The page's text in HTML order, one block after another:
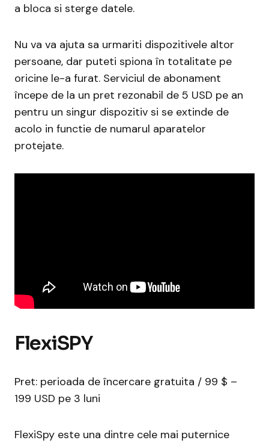
a bloca si sterge datele.
Nu va va ajuta sa urmariti dispozitivele altor
persoane, dar puteti spiona în totalitate pe
oricine le-a furat. Serviciul de abonament
începe de la un pret rezonabil de 5 USD pe an
pentru un singur dispozitiv si se extinde de
acolo in functie de numarul aparatelor
protejate.
FlexiSPY
Pret: perioada de încercare gratuita / 99 $ –
199 USD pe 3 luni
FlexiSpy este una dintre cele mai puternice